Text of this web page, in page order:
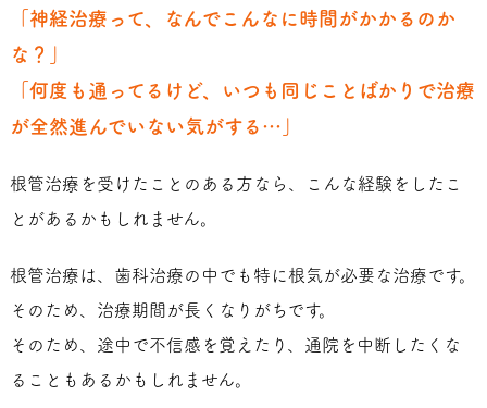
「神経治療って、なんでこんなに時間がかかるのか
な？」
「何度も通ってるけど、いつも同じことばかりで治療
が全然進んでいない気がする…」
根管治療を受けたことのある方なら、こんな経験をしたこ
とがあるかもしれません。
根管治療は、歯科治療の中でも特に根気が必要な治療です。
そのため、治療期間が長くなりがちです。
そのため、途中で不信感を覚えたり、通院を中断したくな
ることもあるかもしれません。